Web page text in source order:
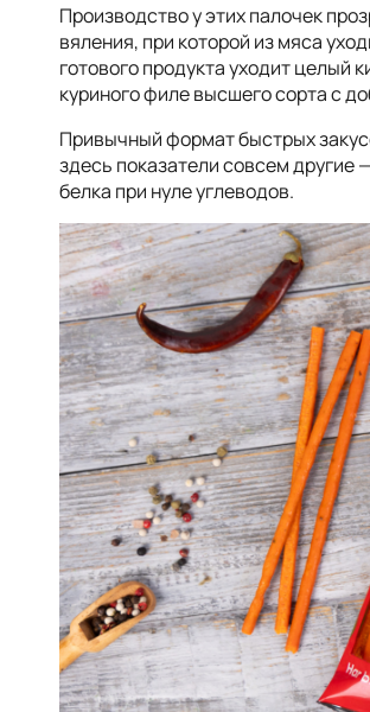
Производство у этих палочек
вяления, при которой из мяса
готового продукта уходит целый
куриного филе высшего сорта с
Привычный формат быстрых
здесь показатели совсем другие
белка при нуле углеводов.